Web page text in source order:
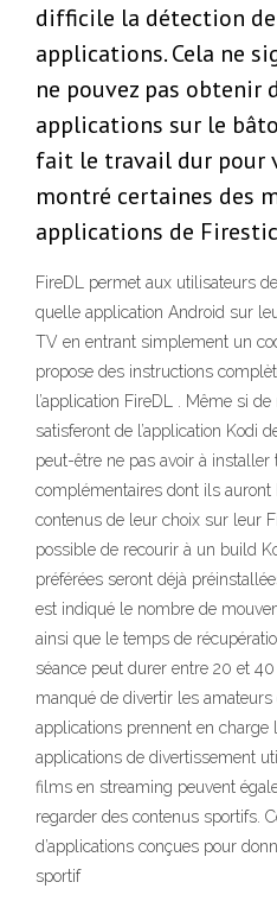
difficile la détection
applications. Cela ne
ne pouvez pas obtenir
applications sur le
fait le travail dur pour
montré certaines des
applications de
FireDL permet aux utilisateurs
quelle application Android sur
TV en entrant simplement un
propose des instructions
l’application FireDL . Même si
satisferont de l’application Kodi
peut-être ne pas avoir à installer
complémentaires dont ils auront
contenus de leur choix sur leur
possible de recourir à un build
préférées seront déjà
est indiqué le nombre de
ainsi que le temps de
séance peut durer entre 20 et
manqué de divertir les
applications prennent en charge
applications de divertissement
films en streaming peuvent
regarder des contenus sportifs.
d’applications conçues pour
sportif